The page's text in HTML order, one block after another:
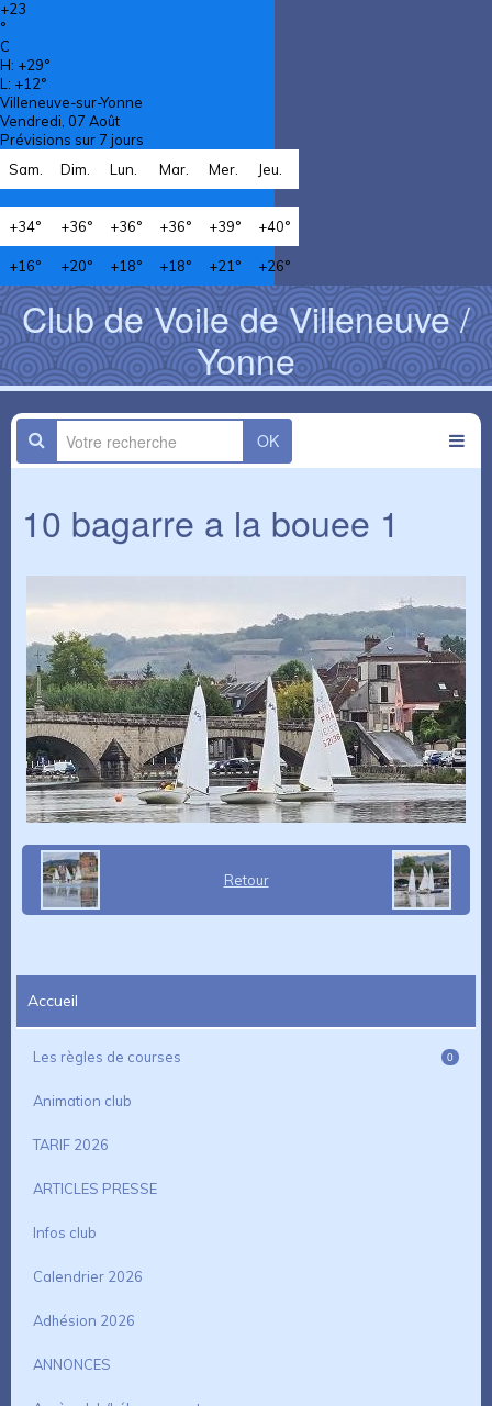
+23
°
C
H: +29°
L: +12°
Villeneuve-sur-Yonne
Vendredi, 07 Août
Prévisions sur 7 jours
Sam.
Dim. Lun. Mar. Mer. Jeu.
+34° +36° +36° +36° +39° +40°
+16° +20° +18° +18° +21° +26°
Club de Voile de Villeneuve /
Yonne
OK
10 bagarre a la bouee 1
Retour
Accueil
Les règles de courses 0
Animation club
TARIF 2026
ARTICLES PRESSE
Infos club
Calendrier 2026
Adhésion 2026
ANNONCES